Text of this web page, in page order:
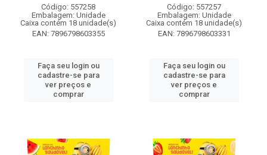
Código: 557258
Embalagem: Unidade
Caixa contém 18 unidade(s)
EAN: 7896798603355
Faça seu login ou
cadastre-se para
ver preços e
comprar
Código: 557257
Embalagem: Unidade
Caixa contém 18 unidade(s)
EAN: 7896798603331
Faça seu login ou
cadastre-se para
ver preços e
comprar